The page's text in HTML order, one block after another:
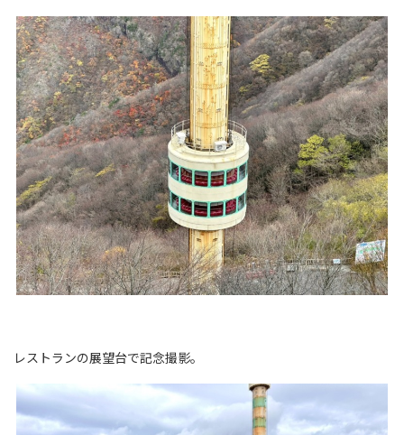
レストランの展望台で記念撮影。